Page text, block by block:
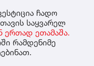
ჩადო
საყვარელ
ერთად ეთამაშა.
რამდენიმე